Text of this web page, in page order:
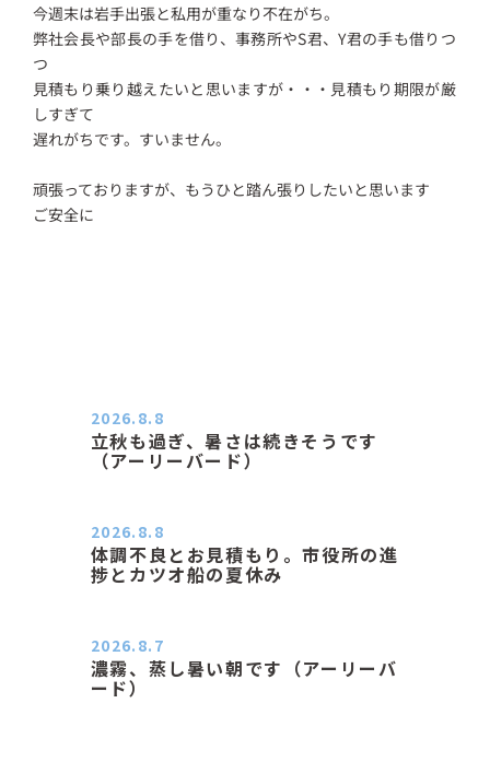
今週末は岩手出張と私用が重なり不在がち。
弊社会長や部長の手を借り、事務所やS君、Y君の手も借りつ
つ
見積もり乗り越えたいと思いますが・・・見積もり期限が厳
しすぎて
遅れがちです。すいません。
頑張っておりますが、もうひと踏ん張りしたいと思います
ご安全に
立秋も過ぎ、暑さは続きそうです
（アーリーバード）
2026.8.8
体調不良とお見積もり。市役所の進
捗とカツオ船の夏休み
2026.8.8
濃霧、蒸し暑い朝です（アーリーバ
ード）
2026.8.7